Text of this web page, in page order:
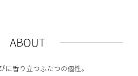
ABOUT
に香り立つふたつの個性。